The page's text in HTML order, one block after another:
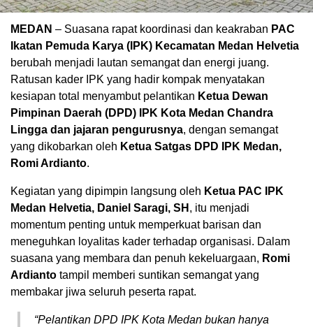
MEDAN – Suasana rapat koordinasi dan keakraban PAC
Ikatan Pemuda Karya (IPK) Kecamatan Medan Helvetia
berubah menjadi lautan semangat dan energi juang.
Ratusan kader IPK yang hadir kompak menyatakan
kesiapan total menyambut pelantikan Ketua Dewan
Pimpinan Daerah (DPD) IPK Kota Medan Chandra
Lingga dan jajaran pengurusnya, dengan semangat
yang dikobarkan oleh Ketua Satgas DPD IPK Medan,
Romi Ardianto.
Kegiatan yang dipimpin langsung oleh Ketua PAC IPK
Medan Helvetia, Daniel Saragi, SH , itu menjadi
momentum penting untuk memperkuat barisan dan
meneguhkan loyalitas kader terhadap organisasi. Dalam
suasana yang membara dan penuh kekeluargaan, Romi
Ardianto tampil memberi suntikan semangat yang
membakar jiwa seluruh peserta rapat.
“Pelantikan DPD IPK Kota Medan bukan hanya